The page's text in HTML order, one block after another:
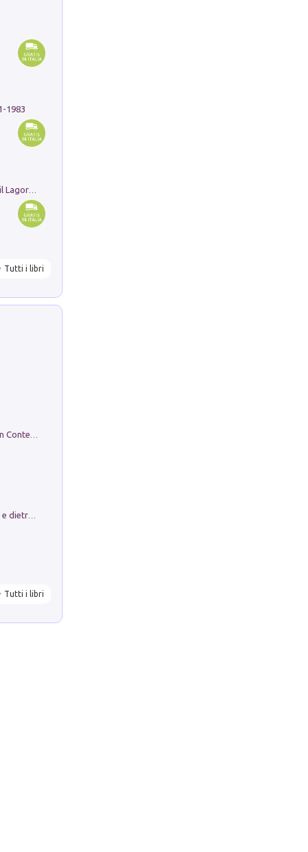
1983
Tutti i libri
in alto! Livello A1. Con CD-Audio. Con Contenuto digitale per accesso on line
Tutti i libri